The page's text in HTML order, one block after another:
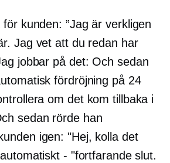
kunden: ”Jag är verkligen
Jag vet att du redan har
jobbar på det: Och sedan
fördröjning på 24
om det kom tillbaka i
sedan rörde han
igen: "Hej, kolla det
- "fortfarande slut.